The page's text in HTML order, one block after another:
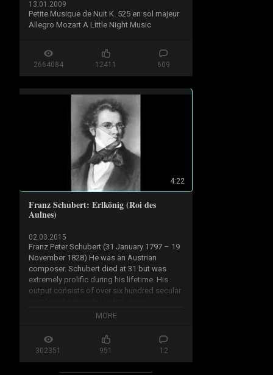
13.01.2009
Petite Musique de Nuit K. 525 en sol majeur
Allegro Mozart A Little Night Music
2664084 12411 609
4:22
Franz Schubert: Erlkönig (Roi des
Aulnes)
02.03.2015
Franz Peter Schubert (31 January 1797 – 19
November 1828) He was an Austrian
composer. Schubert died at 31 but was
extremely prolific during his lifetime. His
output consists of over six hundred secular
complete symphonies, sacred music,
of chamber and piano music. Appreciation
of his music while he was alive was limited
MORE
302351 951 12